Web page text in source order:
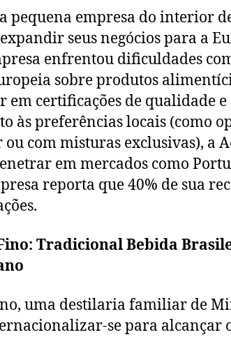
pequena empresa do interior
seus negócios para a
enfrentou dificuldades
sobre produtos
em certificações de qualidade e
às preferências locais (como
ou com misturas exclusivas), a
em mercados como
reporta que 40% de sua
Tradicional Bebida
uma destilaria familiar de
se para alcançar